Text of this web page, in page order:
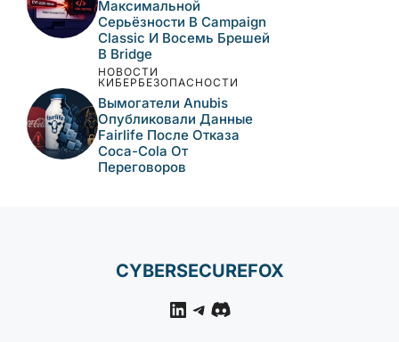
Статические Учётные
Данные В Cisco Secure
FMC Эксплуатируются
Как Zero-Day — CISA
Требует Патча До 1
Августа
НОВОСТИ
КИБЕРБЕЗОПАСНОСТИ
Adobe Устранила
Критическую
Уязвимость
КИБЕРБЕЗОПАСНОСТИ
Вымогатели Anubis
Опубликовали Данные
Fairlife После Отказа